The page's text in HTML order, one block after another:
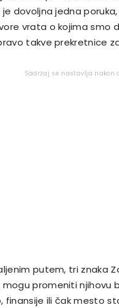
dovoljna jedna
vrata o kojima smo
takve prekretnice
Sadržaj se nastavlja nakon
putem, tri znaka
promeniti njihovu
finansije ili čak mesto